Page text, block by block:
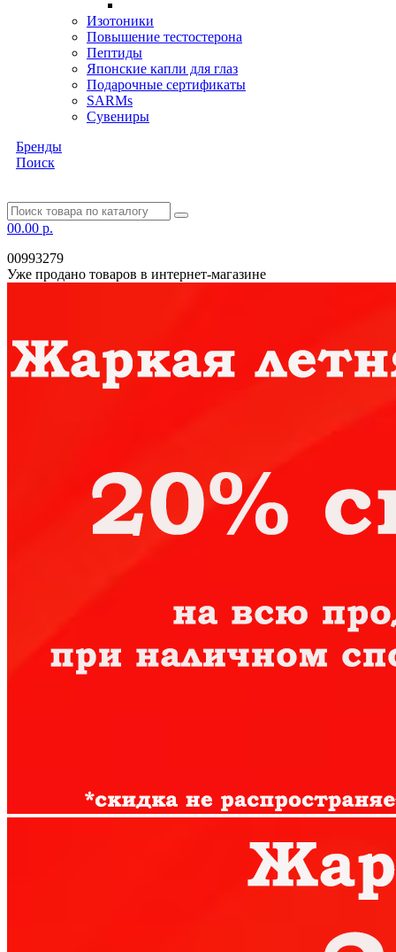
Изотоники
Повышение тестостерона
Пептиды
Японские капли для глаз
Подарочные сертификаты
SARMs
Сувениры
Бренды
Поиск
00.00 р.
00993279
Уже продано товаров в интернет-магазине